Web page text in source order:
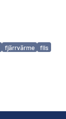
fjärrvärme
flis